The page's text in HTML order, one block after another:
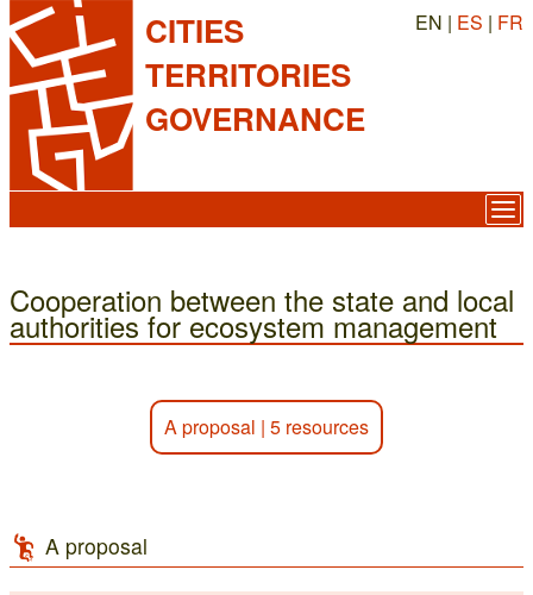
CITIES
TERRITORIES
GOVERNANCE
EN | ES | FR
Cooperation between the state and local
authorities for ecosystem management
A proposal | 5 resources
A proposal